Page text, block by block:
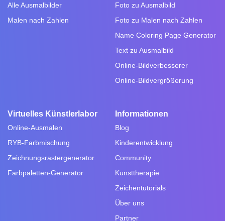
Alle Ausmalbilder
Malen nach Zahlen
Foto zu Ausmalbild
Foto zu Malen nach Zahlen
Name Coloring Page Generator
Text zu Ausmalbild
Online-Bildverbesserer
Online-Bildvergrößerung
Virtuelles Künstlerlabor
Online-Ausmalen
RYB-Farbmischung
Zeichnungsrastergenerator
Farbpaletten-Generator
Informationen
Blog
Kinderentwicklung
Community
Kunsttherapie
Zeichentutorials
Über uns
Partner